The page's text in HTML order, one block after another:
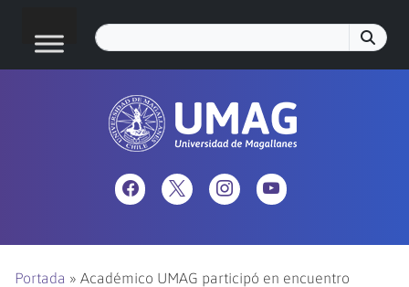
Portada » Académico UMAG participó en encuentro